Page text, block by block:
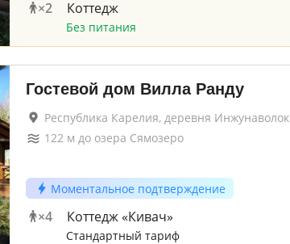
×2 Коттедж
Без питания
Гостевой дом Вилла Ранду
Республика Карелия, деревня Инжунаволок
122м до озера Сямозеро
Моментальное подтверждение
×4 Коттедж «Кивач»
Стандартный тариф